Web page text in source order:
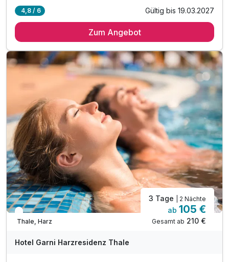
Für 2 Tage p.P. ab89,00 €
Twinbettzimmer
2 Erwachsene
2 x reichhaltiges Frühstück vom Buffet
inkl. 1 Flasche Wasser auf dem Zimmer
inkl. Entspannungszeit in unserer Sauna
inkl. W-LAN
4,8 / 6 Gültig bis 19.03.2027
Zum Angebot
In 1 Woche wieder frei
Thale, Harz
3 Tage | 2 Nächte
ab 105 €
Gesamt ab 210 €
Hotel Garni Harzresidenz Thale